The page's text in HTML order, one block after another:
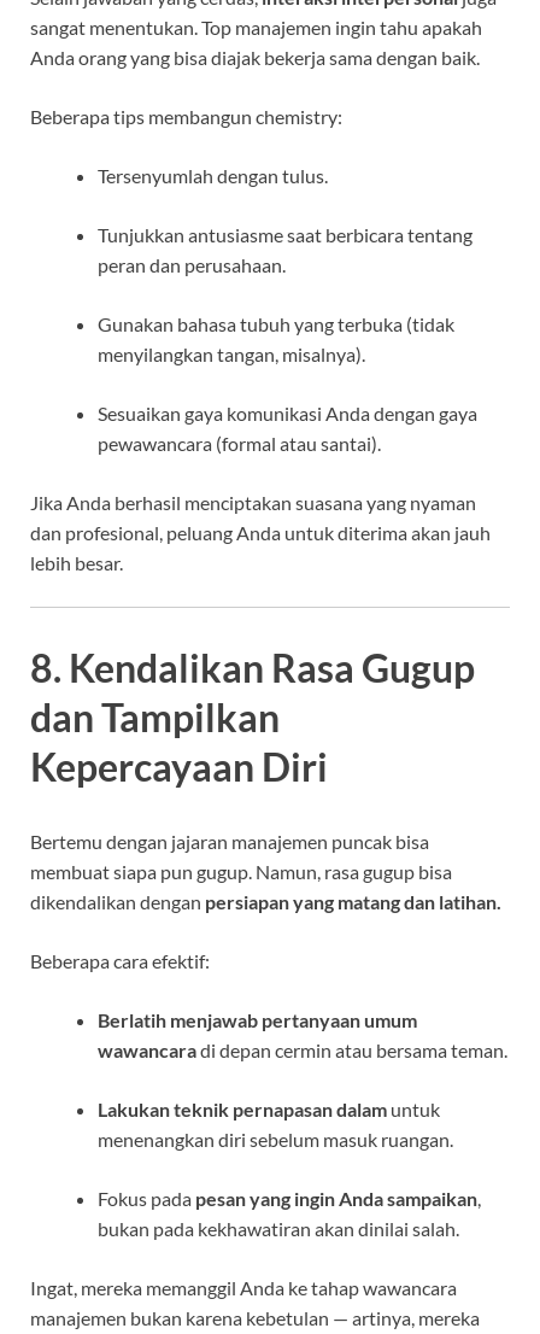
sangat menentukan. Top manajemen ingin tahu apakah
Anda orang yang bisa diajak bekerja sama dengan baik.
Beberapa tips membangun chemistry:
Tersenyumlah dengan tulus.
Tunjukkan antusiasme saat berbicara tentang
peran dan perusahaan.
Gunakan bahasa tubuh yang terbuka (tidak
menyilangkan tangan, misalnya).
Sesuaikan gaya komunikasi Anda dengan gaya
pewawancara (formal atau santai).
Jika Anda berhasil menciptakan suasana yang nyaman
dan profesional, peluang Anda untuk diterima akan jauh
lebih besar.
8. Kendalikan Rasa Gugup
dan Tampilkan
Kepercayaan Diri
Bertemu dengan jajaran manajemen puncak bisa
membuat siapa pun gugup. Namun, rasa gugup bisa
dikendalikan dengan persiapan yang matang dan latihan.
Beberapa cara efektif:
Berlatih menjawab pertanyaan umum
wawancaradi depan cermin atau bersama teman.
Lakukan teknik pernapasan dalam untuk
menenangkan diri sebelum masuk ruangan.
Fokus pada pesan yang ingin Anda sampaikan
bukan pada kekhawatiran akan dinilai salah.
Ingat, mereka memanggil Anda ke tahap wawancara
manajemen bukan karena kebetulan — artinya, mereka